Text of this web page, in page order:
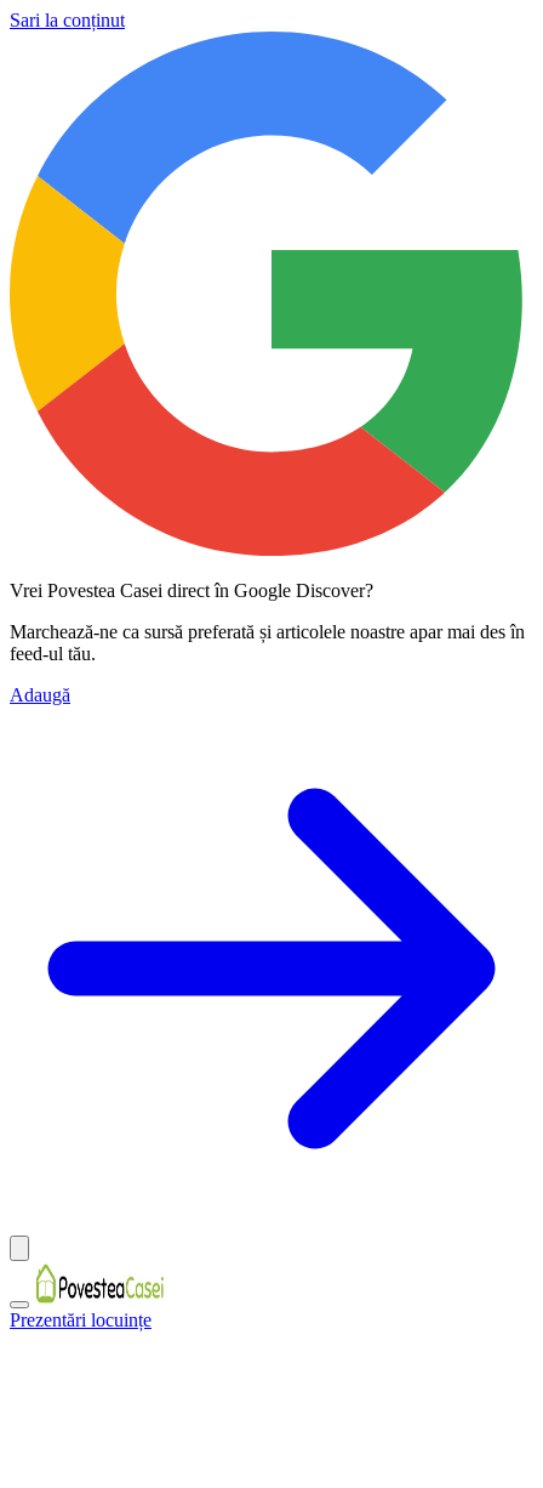
Sari la conținut
Vrei Povestea Casei direct în Google Discover?
Marchează-ne ca sursă preferată și articolele noastre apar mai des în
feed-ul tău.
Adaugă
Prezentări locuințe